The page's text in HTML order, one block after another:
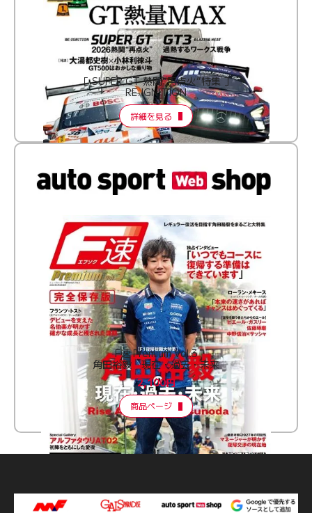
［ SUPER GT 熱闘“再点火”特集 ］
RE:IGNITION
詳細を見る
F速 Premium Vol.3
角田裕毅 現在・過去・未来
2,100円
商品ページ